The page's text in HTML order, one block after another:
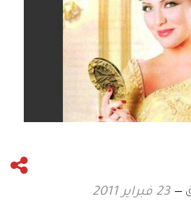
23 فبراير 2011